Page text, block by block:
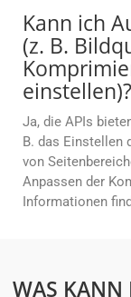
Kann ich
(z. B.
einstellen)?
Ja, die APIs
B. das Einstellen
von
Anpassen der
Informationen
WAS KANN